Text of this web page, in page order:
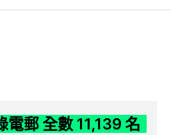
電郵 全數 11,139 名